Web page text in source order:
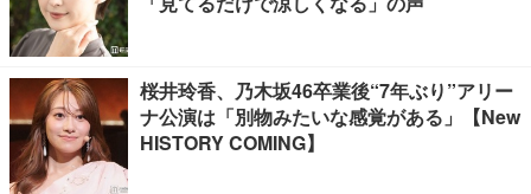
桜井玲香、乃木坂46卒業後“7年ぶり”アリー
ナ公演は「別物みたいな感覚がある」【New
HISTORY COMING】